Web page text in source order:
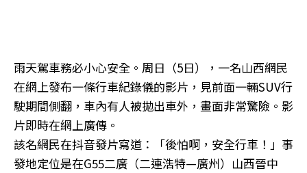
雨天駕車務必小心安全。周日（5日），一名山西網民
在網上發布一條行車紀錄儀的影片，見前面一輛SUV行
駛期間側翻，車內有人被拋出車外，畫面非常驚險。影
片即時在網上廣傳。
該名網民在抖音發片寫道：「後怕啊，安全行車！」事
發地定位是在G55二廣（二連浩特—廣州）山西晉中